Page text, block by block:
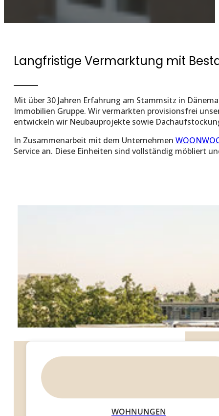
Langfristige Vermarktung mit
Mit über 30 Jahren Erfahrung am Stammsitz in
Immobilien Gruppe. Wir vermarkten provisionsfrei
entwickeln wir Neubauprojekte sowie
In Zusammenarbeit mit dem Unternehmen
Service an. Diese Einheiten sind vollständig möbliert
WOHNUNGEN